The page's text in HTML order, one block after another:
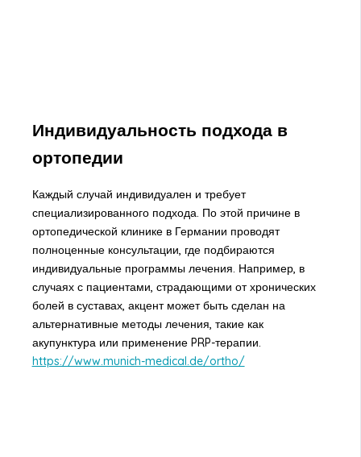
Индивидуальность подхода в
ортопедии
Каждый случай индивидуален и требует
специализированного подхода. По этой причине в
ортопедической клинике в Германии проводят
полноценные консультации, где подбираются
индивидуальные программы лечения. Например, в
случаях с пациентами, страдающими от хронических
болей в суставах, акцент может быть сделан на
альтернативные методы лечения, такие как
акупунктура или применение PRP-терапии.
https://www.munich-medical.de/ortho/